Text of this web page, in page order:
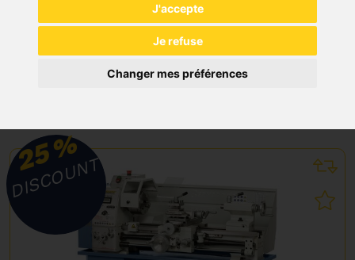
J'accepte
Je refuse
Changer mes préférences
354,00 € 300,90 €
In Stock
25%
DISCOUNT